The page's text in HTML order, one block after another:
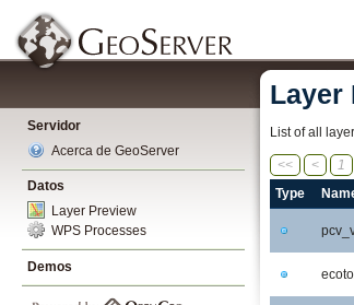
Servidor
Acerca de GeoServer
Datos
Layer Preview
WPS Processes
Demos
Layer
List of all
<< < 1
Type